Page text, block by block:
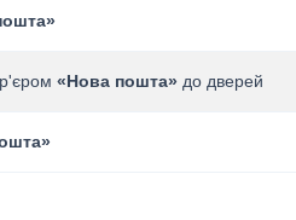
«Нова пошта» до дверей